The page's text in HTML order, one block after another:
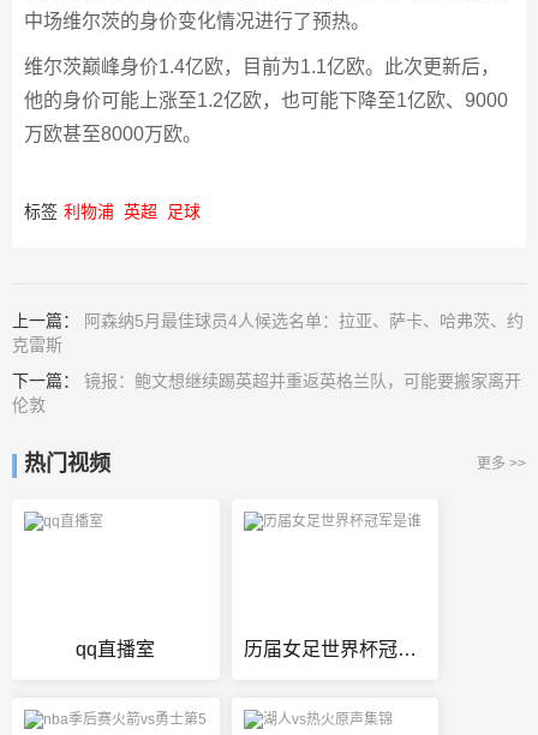
中场维尔茨的身价变化情况进行了预热。
维尔茨巅峰身价1.4亿欧，目前为1.1亿欧。此次更新后，
他的身价可能上涨至1.2亿欧，也可能下降至1亿欧、9000
万欧甚至8000万欧。
标签 利物浦 英超 足球
上一篇：
阿森纳5月最佳球员4人候选名单：拉亚、萨卡、哈弗茨、约
克雷斯
下一篇： 镜报：鲍文想继续踢英超并重返英格兰队，可能要搬家离开
伦敦
热门视频 更多 >>
qq直播室 历届女足世界杯冠军是谁